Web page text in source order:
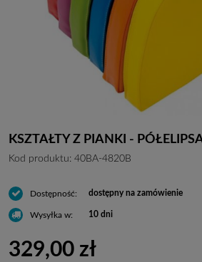
KSZTAŁTY Z PIANKI -
Kod produktu: 40BA-4820B
Dostępność: dostępny na zamówienie
Wysyłka w: 10 dni
329,00 zł